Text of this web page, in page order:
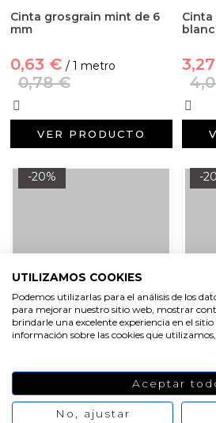
Cinta grosgrain mint de 6
mm
0,63 € / 1 metro
0,78 €
VER PRODUCTO
-20%
2,36 € / Rollo de 10
2,95 €
-
UTILIZAMOS COOKIES
Podemos utilizarlas para el análisis de los
para mejorar nuestro sitio web, mostrar
brindarle una excelente experiencia en el
información sobre las cookies que utilizamos,
Aceptar
No, ajustar